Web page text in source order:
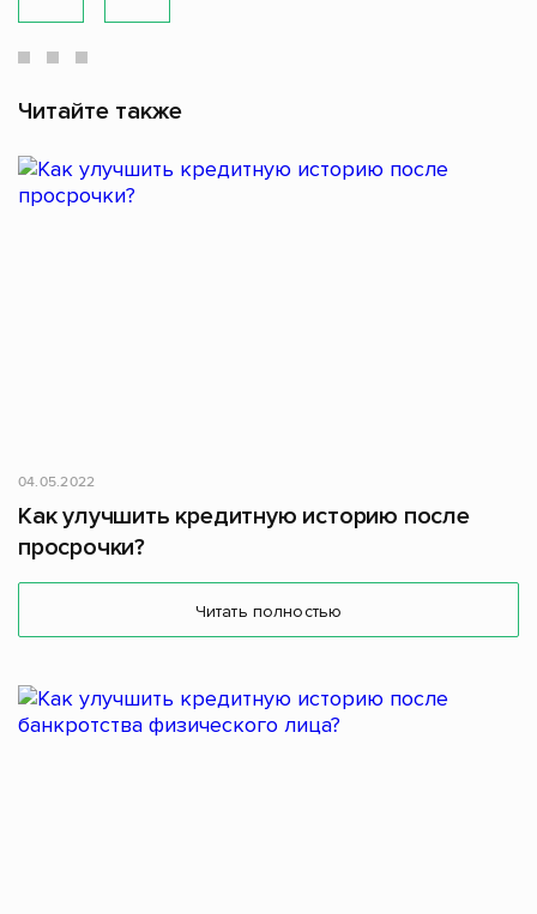
Читайте также
04.05.2022
Как улучшить кредитную историю после
просрочки?
Читать полностью